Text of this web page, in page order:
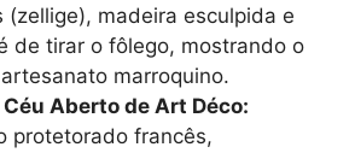
(zellige), madeira esculpida e
de tirar o fôlego, mostrando o
marroquino.
Aberto de Art Déco:
protetorado francês,